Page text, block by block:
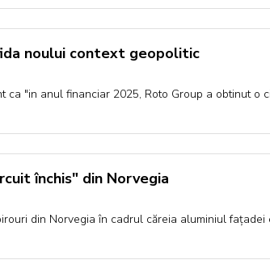
noului context geopolitic
ca "in anul financiar 2025, Roto Group a obtinut o
închis" din Norvegia
din Norvegia în cadrul căreia aluminiul fațadei